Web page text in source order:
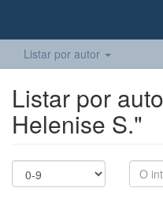
Listar por autor
Listar por
Helenise S."